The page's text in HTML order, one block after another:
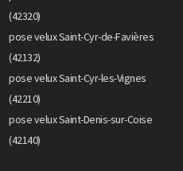
(42320)
pose velux Saint-Cyr-de-Favières
(42132)
pose velux Saint-Cyr-les-Vignes
(42210)
pose velux Saint-Denis-sur-Coise
(42140)